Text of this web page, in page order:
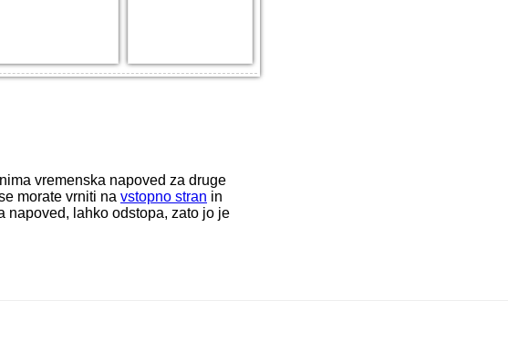
vremenska napoved za druge
morate vrniti na vstopno stran in
napoved, lahko odstopa, zato jo je